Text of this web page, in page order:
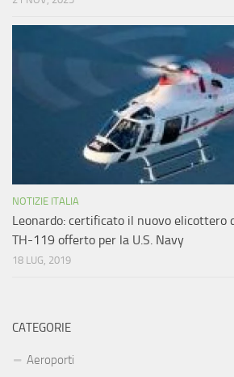
NOTIZIE ITALIA
Leonardo: certificato il nuovo elicottero
TH-119 offerto per la U.S. Navy
18 LUG, 2019
CATEGORIE
Aeroporti